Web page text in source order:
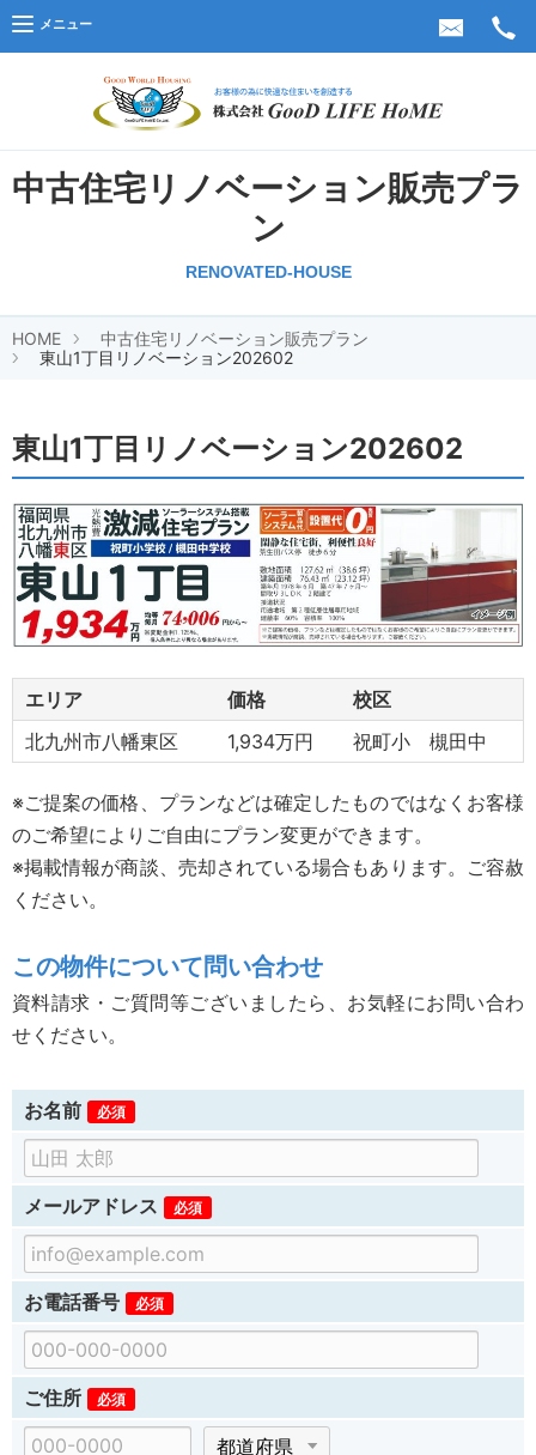
メニュー
中古住宅リノベーション販売プラ
ン
RENOVATED-HOUSE
HOME
中古住宅リノベーション販売プラン
東山1丁目リノベーション202602
東山1丁目リノベーション202602
エリア 価格
校区
北九州市八幡東区
1,934万円 祝町小 槻田中
※ご提案の価格、プランなどは確定したものではなくお客様
のご希望によりご自由にプラン変更ができます。
※掲載情報が商談、売却されている場合もあります。ご容赦
ください。
この物件について問い合わせ
資料請求・ご質問等ございましたら、お気軽にお問い合わ
せください。
お名前 必須
メールアドレス 必須
お電話番号 必須
ご住所 必須
郵
都